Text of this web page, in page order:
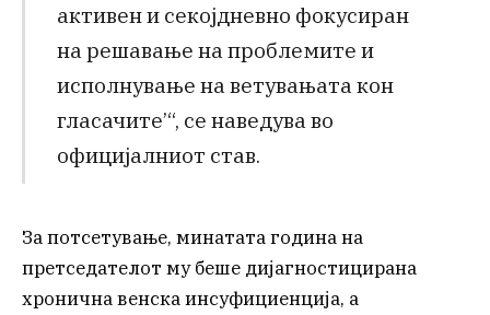
активен и секојдневно фокусиран
на решавање на проблемите и
исполнување на ветувањата кон
гласачите’“, се наведува во
официјалниот став.
За потсетување, минатата година на
претседателот му беше дијагностицирана
хронична венска инсуфициенција, а